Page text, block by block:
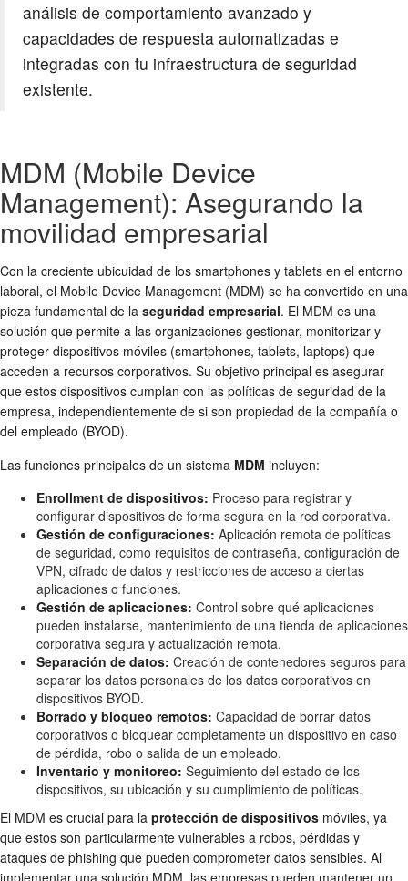
análisis de comportamiento avanzado y
capacidades de respuesta automatizadas e
integradas con tu infraestructura de seguridad
existente.
MDM (Mobile Device
Management): Asegurando la
movilidad empresarial
Con la creciente ubicuidad de los smartphones y tablets en el entorno
laboral, el Mobile Device Management (MDM) se ha convertido en una
pieza fundamental de la seguridad empresarial. El MDM es una
solución que permite a las organizaciones gestionar, monitorizar y
proteger dispositivos móviles (smartphones, tablets, laptops) que
acceden a recursos corporativos. Su objetivo principal es asegurar
que estos dispositivos cumplan con las políticas de seguridad de la
empresa, independientemente de si son propiedad de la compañía o
del empleado (BYOD).
Las funciones principales de un sistema MDM incluyen:
Enrollment de dispositivos: Proceso para registrar y
configurar dispositivos de forma segura en la red corporativa.
Gestión de configuraciones: Aplicación remota de políticas
de seguridad, como requisitos de contraseña, configuración de
VPN, cifrado de datos y restricciones de acceso a ciertas
aplicaciones o funciones.
Gestión de aplicaciones: Control sobre qué aplicaciones
pueden instalarse, mantenimiento de una tienda de aplicaciones
corporativa segura y actualización remota.
Separación de datos: Creación de contenedores seguros para
separar los datos personales de los datos corporativos en
dispositivos BYOD.
Borrado y bloqueo remotos: Capacidad de borrar datos
corporativos o bloquear completamente un dispositivo en caso
de pérdida, robo o salida de un empleado.
Inventario y monitoreo: Seguimiento del estado de los
dispositivos, su ubicación y su cumplimiento de políticas.
El MDM es crucial para la protección de dispositivos móviles, ya
que estos son particularmente vulnerables a robos, pérdidas y
ataques de phishing que pueden comprometer datos sensibles. Al